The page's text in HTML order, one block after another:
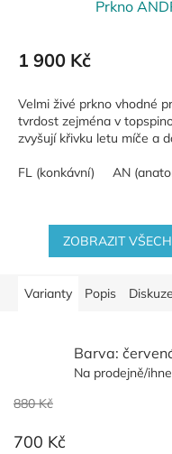
Prkno
1 900 Kč
Velmi živé prkno vhodné
tvrdost zejména v
zvyšují křivku letu míče a
FL (konkávní) AN
ZOBRAZIT
Varianty Popis Diskuze
Barva:
Na prodejně/
880 Kč
700 Kč